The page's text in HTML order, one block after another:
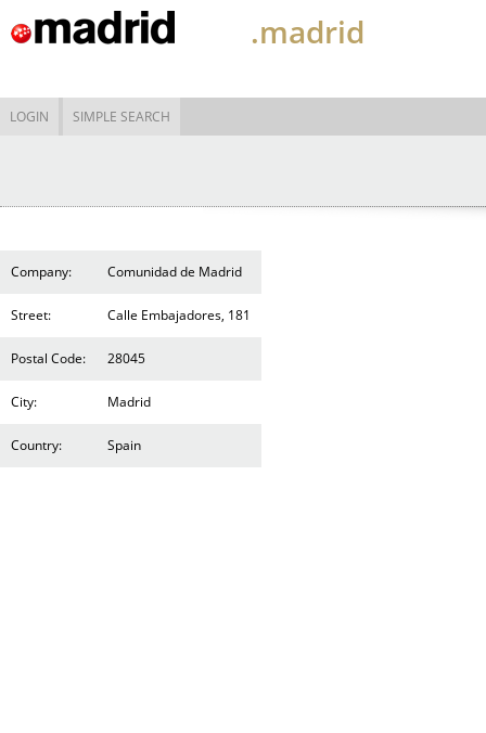
.madrid
LOGIN SIMPLE SEARCH
Company: Comunidad de Madrid
Street: Calle Embajadores, 181
Postal Code: 28045
City: Madrid
Country: Spain